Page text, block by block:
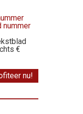
nummer
€
nu!